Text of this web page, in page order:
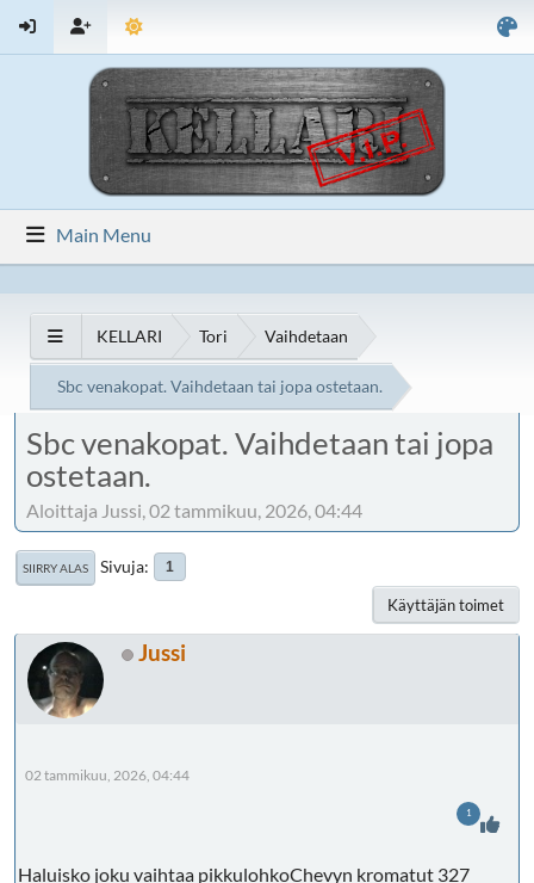
Main Menu
KELLARI Tori Vaihdetaan
Sbc venakopat. Vaihdetaan tai jopa ostetaan.
Sbc venakopat. Vaihdetaan tai jopa
ostetaan.
Aloittaja Jussi, 02 tammikuu, 2026, 04:44
SIIRRY ALAS Sivuja 1
Käyttäjän toimet
Jussi
02 tammikuu, 2026, 04:44
Haluisko joku vaihtaa pikkulohkoChevyn kromatut 327
1